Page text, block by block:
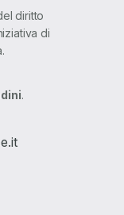
diritto
di
.